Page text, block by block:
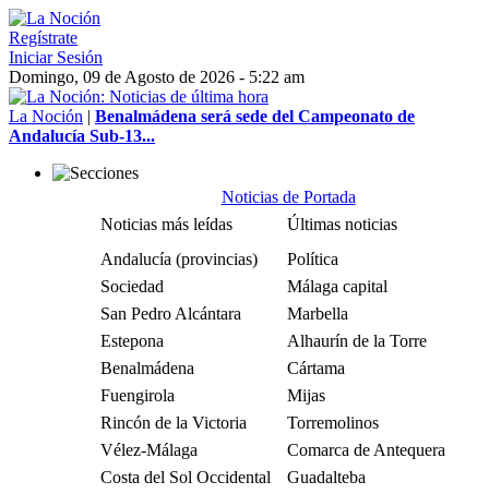
Regístrate
Iniciar Sesión
Domingo, 09 de Agosto de 2026 - 5:22 am
La Noción | Benalmádena será sede del Campeonato de
Andalucía Sub-13...
Noticias de Portada
Noticias más leídas
Últimas noticias
Andalucía (provincias)
Política
Sociedad
Málaga capital
San Pedro Alcántara
Marbella
Estepona
Alhaurín de la Torre
Benalmádena
Cártama
Fuengirola
Mijas
Rincón de la Victoria
Torremolinos
Vélez-Málaga
Comarca de Antequera
Costa del Sol Occidental
Guadalteba